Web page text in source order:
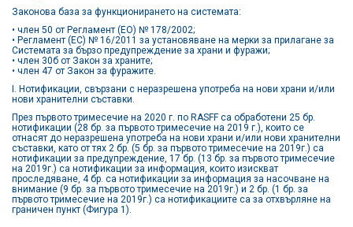
Законова база за функционирането на системата:
• член 50 от Регламент (ЕО) № 178/2002;
• Регламент (ЕС) № 16/2011 за установяване на мерки за прилагане за
Системата за бързо предупреждение за храни и фуражи;
• член 30б от Закон за храните;
• член 47 от Закон за фуражите.
I. Нотификации, свързани с неразрешена употреба на нови храни и/или
нови хранителни съставки.
През първото тримесечие на 2020 г. по RASFF са обработени 25 бр.
нотификации (28 бр. за първото тримесечие на 2019 г.), които се
отнасят до неразрешена употреба на нови храни и/или нови хранителни
съставки, като от тях 2 бр. (5 бр. за първото тримесечие на 2019г.) са
нотификации за предупреждение, 17 бр. (13 бр. за първото тримесечие
на 2019г.) са нотификации за информация, които изискват
проследяване, 4 бр. са нотификации за информация за насочване на
внимание (9 бр. за първото тримесечие на 2019г.) и 2 бр. (1 бр. за
първото тримесечие на 2019г.) са нотификациите са за отхвърляне на
граничен пункт (Фигура 1).